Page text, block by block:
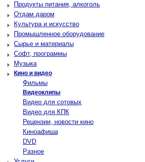
Продукты питания, алкоголь
Отдам даром
Культура и искусство
Промышленное оборудование
Сырье и материалы
Софт, программы
Музыка
Кино и видео
Фильмы
Видеоклипы
Видео для сотовых
Видео для КПК
Рецензии, новости кино
Киноафиша
DVD
Разное